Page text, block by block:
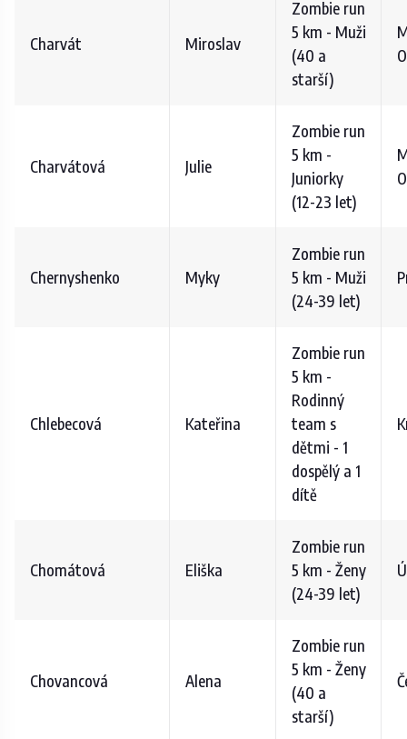
Charvát Miroslav
Zombie run
5 km - Muži
(40 a
starší)
Charvátová Julie
Zombie run
5 km -
Juniorky
(12-23 let)
Chernyshenko Myky
Zombie run
5 km - Muži
(24-39 let)
Chlebecová Kateřina
Zombie run
5 km -
Rodinný
team s
dětmi - 1
dospělý a 1
dítě
Chomátová Eliška
Zombie run
5 km - Ženy
(24-39 let)
Chovancová Alena
Zombie run
5 km - Ženy
(40 a
starší)